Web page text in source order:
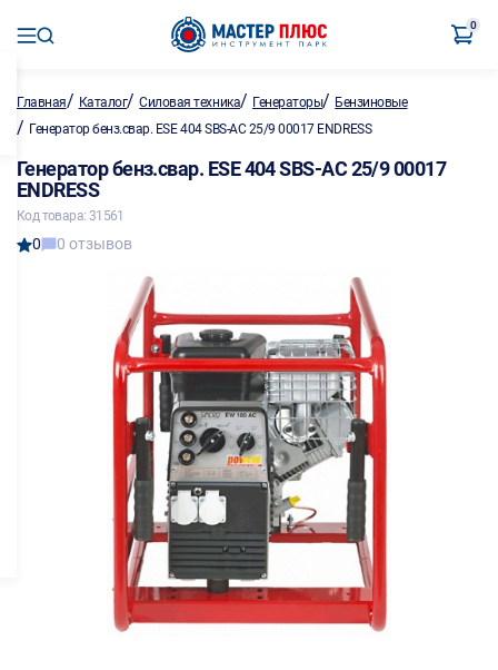
0
Главная/ Каталог/Силовая техника/ Генераторы/ Бензиновые
/ Генератор бенз.свар. ESE 404 SBS-AC 25/9 00017 ENDRESS
Генератор бенз.свар. ESE 404 SBS-AC 25/9 00017
ENDRESS
Код товара: 31561
0 0 отзывов